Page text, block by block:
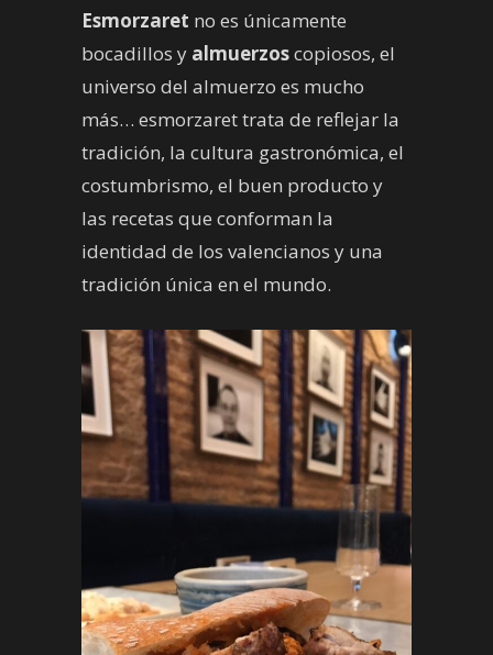
Esmorzaret no es únicamente
bocadillos y almuerzoscopiosos, el
universo del almuerzo es mucho
más… esmorzaret trata de reflejar la
tradición, la cultura gastronómica, el
costumbrismo, el buen producto y
las recetas que conforman la
identidad de los valencianos y una
tradición única en el mundo.